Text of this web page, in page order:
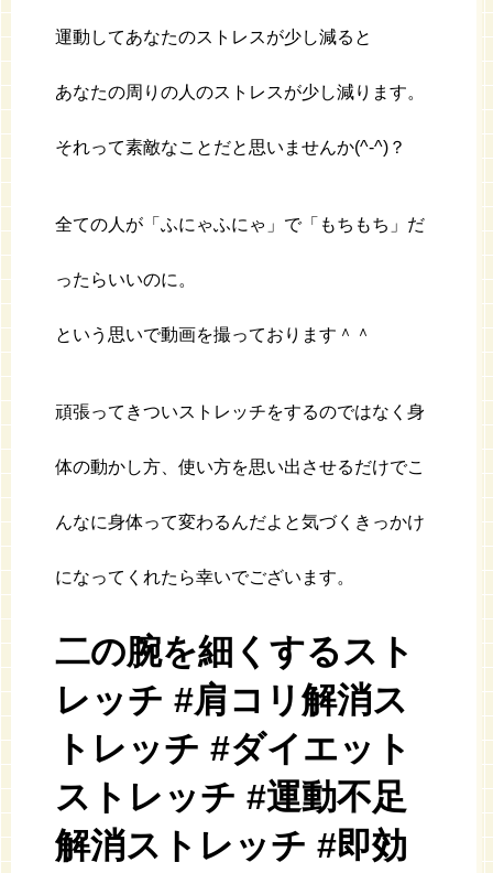
運動してあなたのストレスが少し減ると
あなたの周りの人のストレスが少し減ります。
それって素敵なことだと思いませんか(^-^)？
全ての人が「ふにゃふにゃ」で「もちもち」だ
ったらいいのに。
という思いで動画を撮っております＾＾
頑張ってきついストレッチをするのではなく身
体の動かし方、使い方を思い出させるだけでこ
んなに身体って変わるんだよと気づくきっかけ
になってくれたら幸いでございます。
二の腕を細くするスト
レッチ #肩コリ解消ス
トレッチ #ダイエット
ストレッチ #運動不足
解消ストレッチ #即効